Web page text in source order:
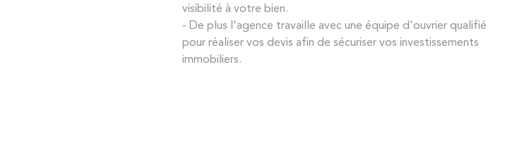
visibilité à votre bien.
- De plus l'agence travaille avec une équipe d'ouvrier qualifié
pour réaliser vos devis afin de sécuriser vos investissements
immobiliers.